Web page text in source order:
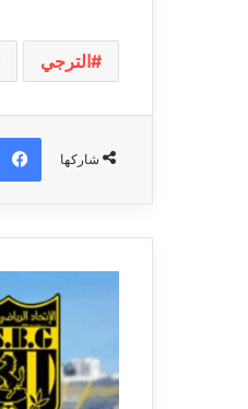
الترجي
شاركها
قردان
ضد